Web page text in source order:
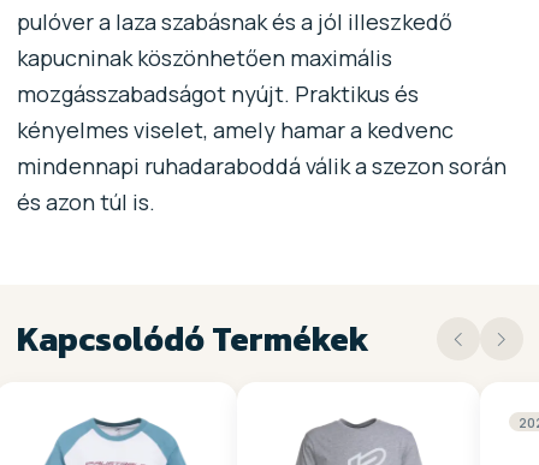
pulóver a laza szabásnak és a jól illeszkedő
kapucninak köszönhetően maximális
mozgásszabadságot nyújt. Praktikus és
kényelmes viselet, amely hamar a kedvenc
mindennapi ruhadaraboddá válik a szezon során
és azon túl is.
Kapcsolódó Termékek